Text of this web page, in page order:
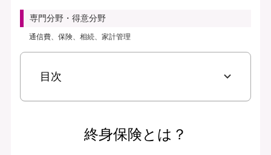
専門分野・得意分野
通信費、保険、相続、家計管理
目次
終身保険とは？